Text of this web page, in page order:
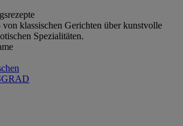
von klassischen Gerichten über kunstvolle
Spezialitäten.